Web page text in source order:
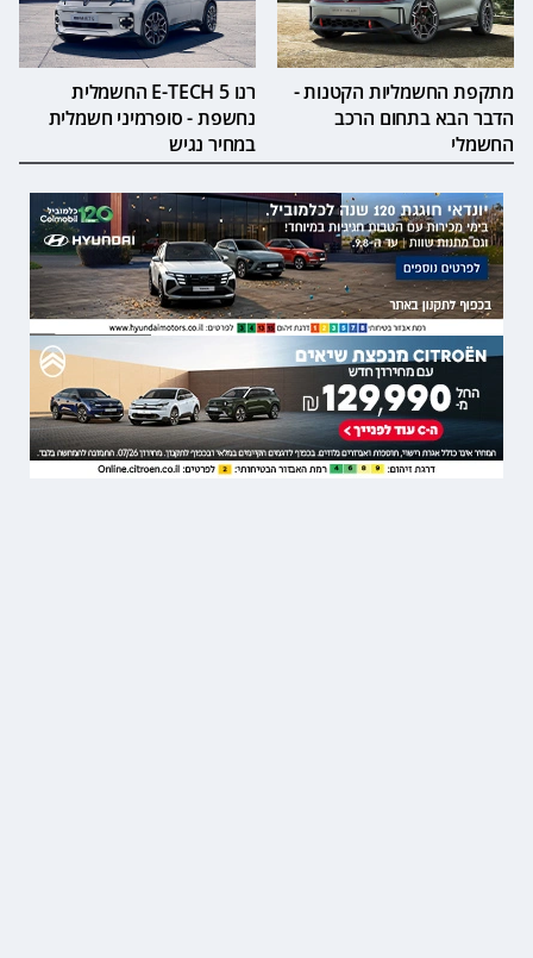
מתקפת החשמליות הקטנות -
הדבר הבא בתחום הרכב
החשמלי
רנו 5 E-TECH החשמלית
נחשפת - סופרמיני חשמלית
במחיר נגיש